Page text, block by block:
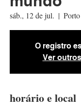
sáb., 12 de jul.
  |
O registro
Ver
horário e local